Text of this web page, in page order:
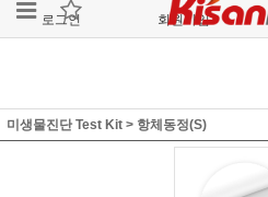
로그인 회원가입
미생물진단 Test Kit > 항체동정(S)